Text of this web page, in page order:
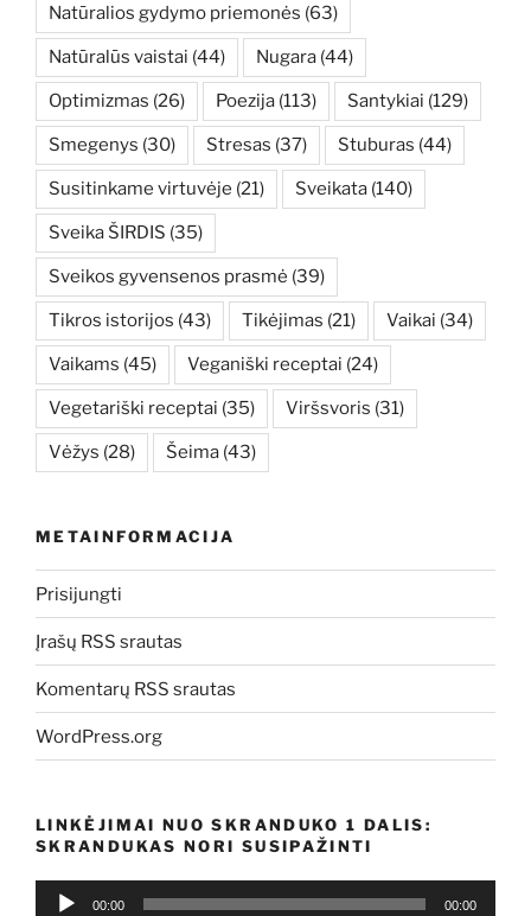
Natūralios gydymo priemonės (63)
Natūralūs vaistai (44) Nugara (44)
Optimizmas (26) Poezija (113) Santykiai (129)
Smegenys (30) Stresas (37) Stuburas (44)
Susitinkame virtuvėje (21) Sveikata (140)
Sveika ŠIRDIS (35)
Sveikos gyvensenos prasmė (39)
Tikros istorijos (43) Tikėjimas (21) Vaikai (34)
Vaikams (45) Veganiški receptai (24)
Vegetariški receptai (35) Viršsvoris (31)
Vėžys (28) Šeima (43)
METAINFORMACIJA
Prisijungti
Įrašų RSS srautas
Komentarų RSS srautas
WordPress.org
LINKĖJIMAI NUO SKRANDUKO 1 DALIS:
SKRANDUKAS NORI SUSIPAŽINTI
Audio
00:00 00:00